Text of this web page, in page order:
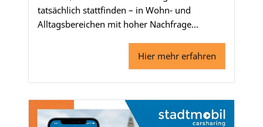
tatsächlich stattfinden – in Wohn- und
Alltagsbereichen mit hoher Nachfrage...
Hier mehr erfahren